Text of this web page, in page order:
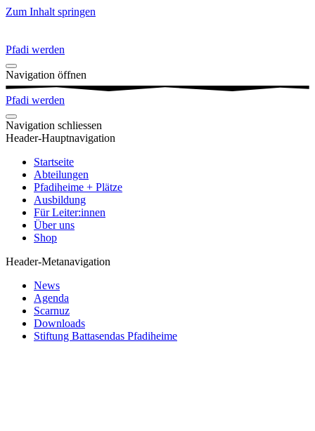
Zum Inhalt springen
Pfadi werden
Navigation öffnen
Pfadi werden
Navigation schliessen
Header-Hauptnavigation
Startseite
Abteilungen
Pfadiheime + Plätze
Ausbildung
Für Leiter:innen
Über uns
Shop
Header-Metanavigation
News
Agenda
Scarnuz
Downloads
Stiftung Battasendas Pfadiheime